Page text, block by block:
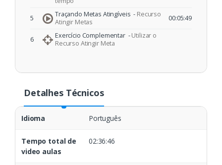
5 Traçando Metas Atingíveis - Recurso
Atingir Metas
00:05:49
6 Exercício Complementar -Utilizar o
Recurso Atingir Meta
Detalhes Técnicos
Idioma Português
Tempo total de
video aulas
02:36:46